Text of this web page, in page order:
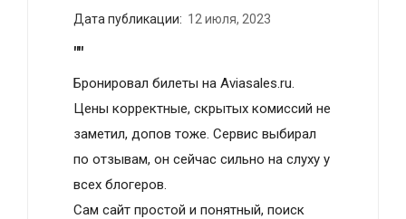
Дата публикации: 12 июля, 2023
""
Бронировал билеты на Aviasales.ru.
Цены корректные, скрытых комиссий не
заметил, допов тоже. Сервис выбирал
по отзывам, он сейчас сильно на слуху у
всех блогеров.
Сам сайт простой и понятный, поиск